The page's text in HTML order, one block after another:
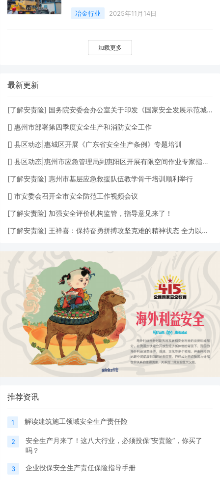
冶金行业 2025年11月14日
加载更多
最新更新
[了解安责险] 国务院安委会办公室关于印发《国家安全发展示范城市评价细则（2023版）》的通知
[] 惠州市部署第四季度安全生产和消防安全工作
[] 县区动态|惠城区开展《广东省安全生产条例》专题培训
[] 县区动态|惠州市应急管理局到惠阳区开展有限空间作业专家指导服务检查
[了解安责险] 惠州市基层应急救援队伍教学骨干培训顺利举行
[] 市安委会召开全市安全防范工作视频会议
[了解安责险] 加强安全评价机构监管，指导意见来了！
[了解安责险] 王祥喜：保持奋勇拼搏攻坚克难的精神状态 全力以赴防范遏制重特大事故
推荐资讯
1 解读建筑施工领域安全生产责任险
2
安全生产月来了！这八大行业，必须投保“安责险”，你买了
吗？
3 企业投保安全生产责任保险指导手册